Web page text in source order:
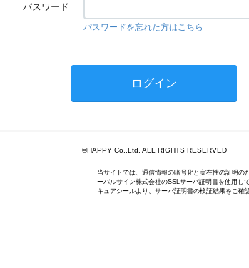
パスワード
パスワードを忘れた方はこちら
©HAPPY Co.,Ltd. ALL RIGHTS RESERVED
当サイトでは、通信情報の暗号化と実在性の証明の
ーバルサイン株式会社のSSLサーバ証明書を使用し
キュアシールより、サーバ証明書の検証結果をご確